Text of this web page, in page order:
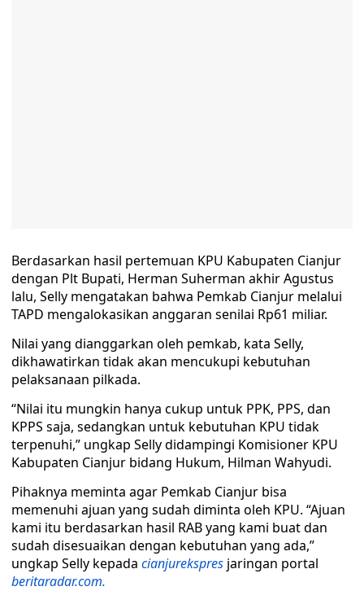
Berdasarkan hasil pertemuan KPU Kabupaten Cianjur
dengan Plt Bupati, Herman Suherman akhir Agustus
lalu, Selly mengatakan bahwa Pemkab Cianjur melalui
TAPD mengalokasikan anggaran senilai Rp61 miliar.
Nilai yang dianggarkan oleh pemkab, kata Selly,
dikhawatirkan tidak akan mencukupi kebutuhan
pelaksanaan pilkada.
“Nilai itu mungkin hanya cukup untuk PPK, PPS, dan
KPPS saja, sedangkan untuk kebutuhan KPU tidak
terpenuhi,” ungkap Selly didampingi Komisioner KPU
Kabupaten Cianjur bidang Hukum, Hilman Wahyudi.
Pihaknya meminta agar Pemkab Cianjur bisa
memenuhi ajuan yang sudah diminta oleh KPU. “Ajuan
kami itu berdasarkan hasil RAB yang kami buat dan
sudah disesuaikan dengan kebutuhan yang ada,”
ungkap Selly kepada cianjurekspres jaringan portal
beritaradar.com.